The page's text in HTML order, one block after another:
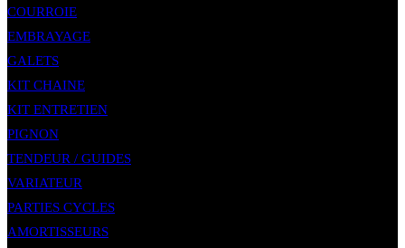
COURROIE
EMBRAYAGE
GALETS
KIT CHAINE
KIT ENTRETIEN
PIGNON
TENDEUR / GUIDES
VARIATEUR
PARTIES CYCLES
AMORTISSEURS